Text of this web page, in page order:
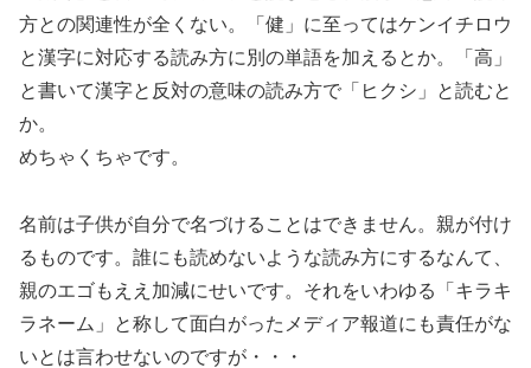
方との関連性が全くない。「健」に至ってはケンイチロウ
と漢字に対応する読み方に別の単語を加えるとか。「高」
と書いて漢字と反対の意味の読み方で「ヒクシ」と読むと
か。
めちゃくちゃです。
名前は子供が自分で名づけることはできません。親が付け
るものです。誰にも読めないような読み方にするなんて、
親のエゴもええ加減にせいです。それをいわゆる「キラキ
ラネーム」と称して面白がったメディア報道にも責任がな
いとは言わせないのですが・・・